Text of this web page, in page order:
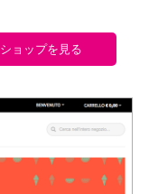
ショップを見る